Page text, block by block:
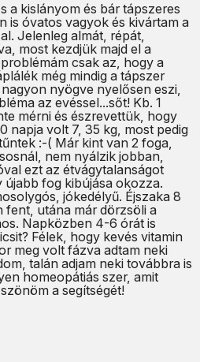
a kislányom és bár tápszeres
is óvatos vagyok és kivártam a
Jelenleg almát, répát,
most kezdjük majd el a
csak az, hogy a
még mindig a tápszer
nyögve nyelősen eszi,
az evéssel...sőt! Kb. 1
mérni és észrevettük, hogy
napja volt 7, 35 kg, most pedig
:-( Már kint van 2 foga,
nem nyálzik jobban,
ezt az étvágytalanságot
fog kibújása okozza.
jókedélyű. Éjszaka 8
fent, utána már dörzsöli a
Napközben 4-6 órát is
Félek, hogy kevés vitamin
meg volt fázva adtam neki
talán adjam neki továbbra is
homeopátiás szer, amit
a segítségét!